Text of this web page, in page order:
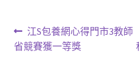
文
章
上
一
江S包養網心得門市3教師
省競賽獲一等獎